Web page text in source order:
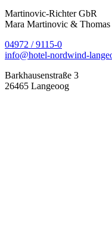
Martinovic-Richter GbR
Mara Martinovic & Thomas
04972 / 9115-0
info@hotel-nordwind-
Barkhausenstraße 3
26465 Langeoog